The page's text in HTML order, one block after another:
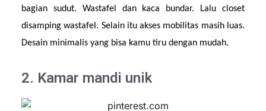
bagian sudut. Wastafel dan kaca bundar. Lalu closet
disamping wastafel. Selain itu akses mobilitas masih luas.
Desain minimalis yang bisa kamu tiru dengan mudah.
2. Kamar mandi unik